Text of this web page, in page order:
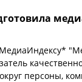
персоны,